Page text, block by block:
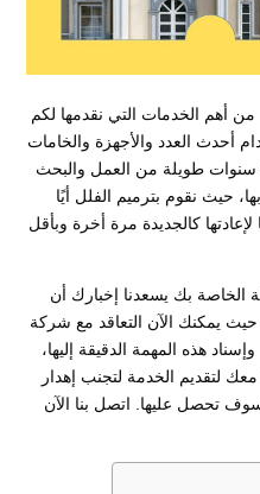
أهم الخدمات التي نقدمها لكم
أحدث العدد والأجهزة والخامات
سنوات طويلة من العمل والبحث
حيث نقوم بترميم الفلل أيًا
كالجديدة مرة أخرة وبأقل
الخاصة بك يسعدنا إخبارك أن
يمكنك الآن التعاقد مع شركة
هذه المهمة الدقيقة إليها،
لتقديم الخدمة لتجنب إهدار
تحصل عليها. اتصل بنا الآن